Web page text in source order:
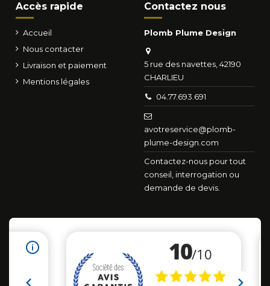
Accès rapide
Accueil
Nous contacter
Livraison et paiement
Mentions légales
Contactez nous
Plomb Plume Design
5 rue des navettes, 42190
CHARLIEU
04.77.693.691
avotreservice@plomb-
plume-design.com
Contactez-nous pour tout
conseil, interrogation ou
demande de devis.